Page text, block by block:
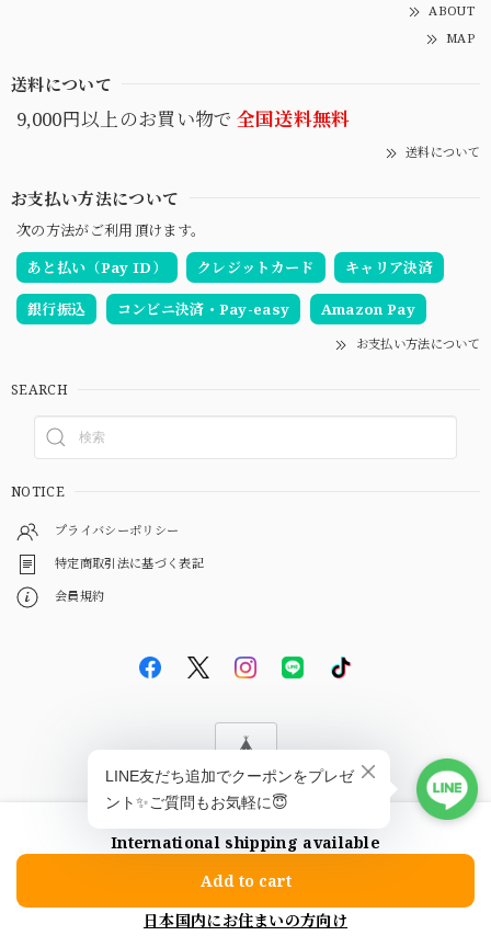
ABOUT
MAP
送料について
9,000円以上のお買い物で 全国送料無料
送料について
お支払い方法について
次の方法がご利用頂けます。
あと払い（Pay ID）
クレジットカード キャリア決済
銀行振込 コンビニ決済・Pay-easy Amazon Pay
お支払い方法について
SEARCH
NOTICE
プライバシーポリシー
特定商取引法に基づく表記
会員規約
© EBiS GEM
International shipping available
Add to cart
日本国内にお住まいの方向け
ショップに質問する